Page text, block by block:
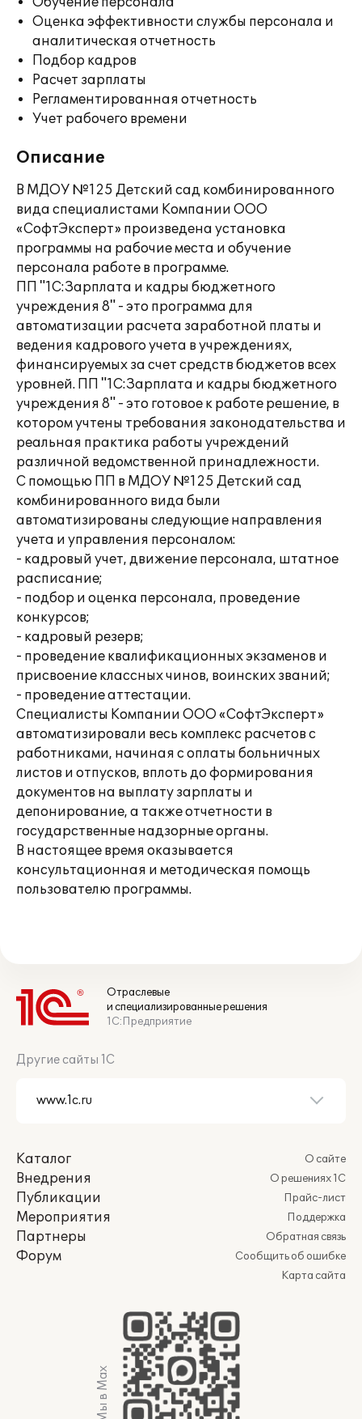
Оценка эффективности службы персонала и
аналитическая отчетность
Подбор кадров
Расчет зарплаты
Регламентированная отчетность
Учет рабочего времени
Описание
В МДОУ №125 Детский сад комбинированного
вида специалистами Компании ООО
«СофтЭксперт» произведена установка
программы на рабочие места и обучение
персонала работе в программе.
ПП "1С:Зарплата и кадры бюджетного
учреждения 8" - это программа для
автоматизации расчета заработной платы и
ведения кадрового учета в учреждениях,
финансируемых за счет средств бюджетов всех
уровней. ПП "1С:Зарплата и кадры бюджетного
учреждения 8" - это готовое к работе решение, в
котором учтены требования законодательства и
реальная практика работы учреждений
различной ведомственной принадлежности.
С помощью ПП в МДОУ №125 Детский сад
комбинированного вида были
автоматизированы следующие направления
учета и управления персоналом:
- кадровый учет, движение персонала, штатное
расписание;
- подбор и оценка персонала, проведение
конкурсов;
- кадровый резерв;
- проведение квалификационных экзаменов и
присвоение классных чинов, воинских званий;
- проведение аттестации.
Специалисты Компании ООО «СофтЭксперт»
автоматизировали весь комплекс расчетов с
работниками, начиная с оплаты больничных
листов и отпусков, вплоть до формирования
документов на выплату зарплаты и
депонирование, а также отчетности в
государственные надзорные органы.
В настоящее время оказывается
консультационная и методическая помощь
пользователю программы.
Отраслевые
и специализированные решения
1С:Предприятие
Другие сайты 1С
Каталог
Внедрения
Публикации
Мероприятия
Партнеры
Форум
О сайте
О решениях 1С
Прайс-лист
Поддержка
Обратная связь
Сообщить об ошибке
Карта сайта
Мы в Max